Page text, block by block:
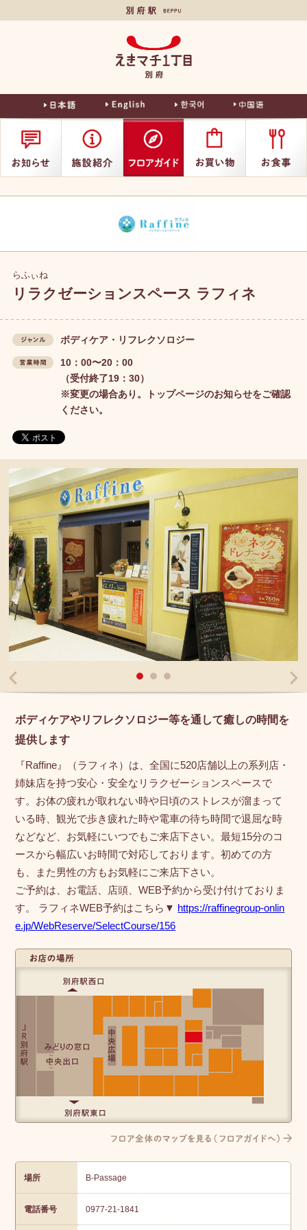
別府駅
えきマチ
1丁目別
らふぃね
リラクゼーションスペース ラフィネ
ボディケア・リフレクソロジー
10：00〜20：00
（受付終了19：30）
※変更の場合あり。トップページのお知らせをご確認
ください。
ボディケアやリフレクソロジー等を通して癒しの時間を
提供します
『Raffine』（ラフィネ）は、全国に520店舗以上の系列店・
姉妹店を持つ安心・安全なリラクゼーションスペースで
す。お体の疲れが取れない時や日頃のストレスが溜まって
いる時、観光で歩き疲れた時や電車の待ち時間で退屈な時
などなど、お気軽にいつでもご来店下さい。最短15分のコ
ースから幅広いお時間で対応しております。初めての方
も、また男性の方もお気軽にご来店下さい。
ご予約は、お電話、店頭、WEB予約から受け付けておりま
す。 ラフィネWEB予約はこちら▼ https://raffinegroup-onlin
e.jp/WebReserve/SelectCourse/156
お店の位
場所 B-Passage
電話番号 0977-21-1841